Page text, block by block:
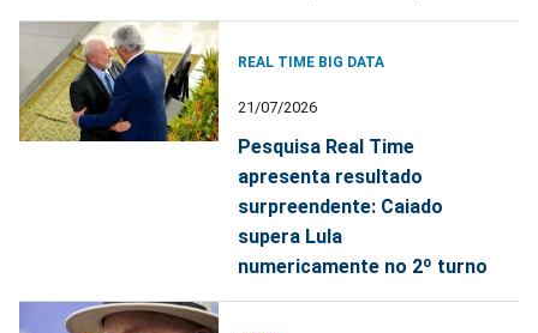
REAL TIME BIG DATA
21/07/2026
Pesquisa Real Time
apresenta resultado
surpreendente: Caiado
supera Lula
numericamente no 2º turno